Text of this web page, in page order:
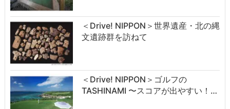
＜Drive! NIPPON＞世界遺産・北の縄
文遺跡群を訪ねて
＜Drive! NIPPON＞ゴルフの
TASHINAMI 〜スコアが出やすい！…